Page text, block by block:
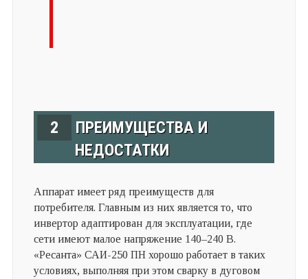
2
ПРЕИМУЩЕСТВА И
НЕДОСТАТКИ
Аппарат имеет ряд преимуществ для
потребителя. Главным из них является то, что
инвертор адаптирован для эксплуатации, где
сети имеют малое напряжение 140–240 В.
«Ресанта» САИ-250 ПН хорошо работает в таких
условиях, выполняя при этом сварку в дуговом